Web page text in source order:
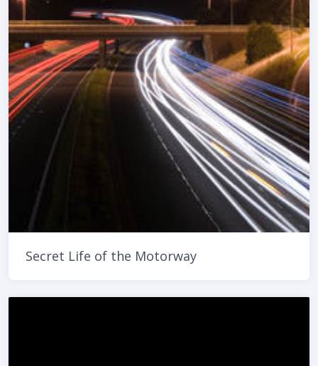
Secret Life of the Motorway